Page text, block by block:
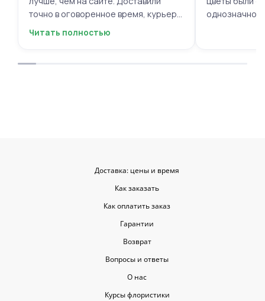
точно в оговоренное время, курьер
вежливый, ещё и открытку с тёплыми
приятными. Однозначно буду
Читать полностью
однозначно.
Доставка: цены и время
Как заказать
Как оплатить заказ
Гарантии
Возврат
Вопросы и ответы
О нас
Курсы флористики